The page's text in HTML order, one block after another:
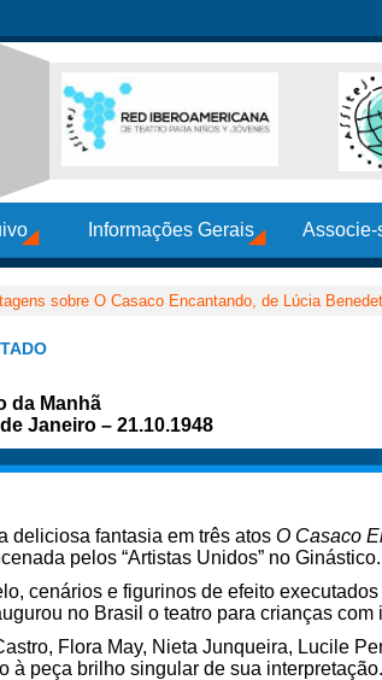
Informações Gerais Associe-
sobre O Casaco Encantando, de Lúcia
da Manhã
Janeiro – 21.10.1948
deliciosa fantasia em três atos O Casaco
pelos “Artistas Unidos” no Ginástico.
cenários e figurinos de efeito
no Brasil o teatro para crianças com
Flora May, Nieta Junqueira, Lucile
à peça brilho singular de sua interpretação.